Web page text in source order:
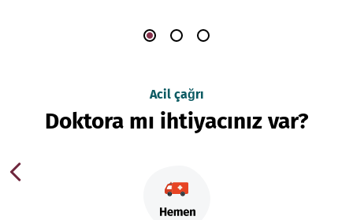
Acil çağrı
Doktora mı ihtiyacınız var?